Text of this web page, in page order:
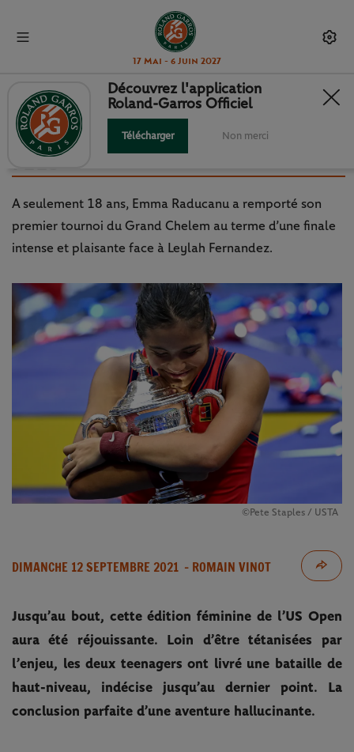
17 Mai - 6 Juin 2027
EMMA RADUCANU,
L'EXTRAORDINAIRE CONTE DE
FÉES
A seulement 18 ans, Emma Raducanu a remporté son
premier tournoi du Grand Chelem au terme d’une finale
intense et plaisante face à Leylah Fernandez.
©Pete Staples / USTA
DIMANCHE 12 SEPTEMBRE 2021 - ROMAIN VINOT
Jusqu’au bout, cette édition féminine de l’US Open
aura été réjouissante. Loin d’être tétanisées par
l’enjeu, les deux teenagers ont livré une bataille de
haut-niveau, indécise jusqu’au dernier point. La
conclusion parfaite d’une aventure hallucinante.
Découvrez l'application
Roland-Garros Officiel
Télécharger Non merci